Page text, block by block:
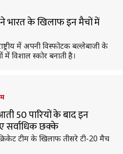
ने भारत के खिलाफ इन मैचों में
में अपनी विस्फोटक बल्लेबाजी के
विशाल स्कोर बनाती है।
50 पारियों के बाद इन
सर्वाधिक छक्के
टीम के खिलाफ तीसरे टी-20 मैच